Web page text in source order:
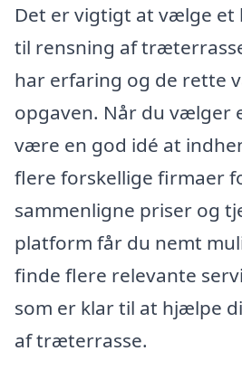
Det er vigtigt at vælge
til rensning af
har erfaring og de rette
opgaven. Når du vælger
være en god idé at
flere forskellige firmaer
sammenligne priser og
platform får du nemt
finde flere relevante
som er klar til at hjælpe
af træterrasse.